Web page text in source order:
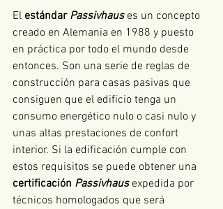
El estándar Passivhaus es un concepto
creado en Alemania en 1988 y puesto
en práctica por todo el mundo desde
entonces. Son una serie de reglas de
construcción para casas pasivas que
consiguen que el edificio tenga un
consumo energético nulo o casi nulo y
unas altas prestaciones de confort
interior. Si la edificación cumple con
estos requisitos se puede obtener una
certificación Passivhaus expedida por
técnicos homologados que será